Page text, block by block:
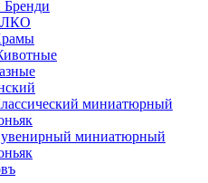
Бренди
миниатюрный
миниатюрный